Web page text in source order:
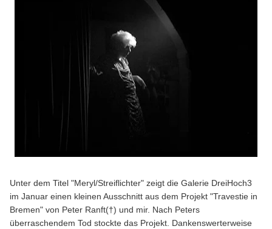
Unter dem Titel "Meryl/Streiflichter" zeigt die Galerie DreiHoch3
im Januar einen kleinen Ausschnitt aus dem Projekt "Travestie in
Bremen" von Peter Ranft(†) und mir. Nach Peters
überraschendem Tod stockte das Projekt. Dankenswerterweise